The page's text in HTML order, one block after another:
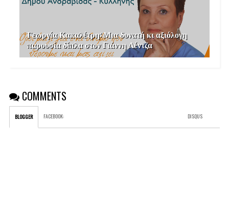
Γεωργία Κακαλέτρη: Μια δυνατή κι αξιόλογη
παρουσία δίπλα στον Γιάννη Λέντζα
COMMENTS
BLOGGER FACEBOOK: DISQUS